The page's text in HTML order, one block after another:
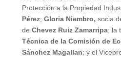
Protección a la Propiedad
Pérez; Gloria Niembro, socia
de Chevez Ruiz Zamarripa; la
Técnica de la Comisión de
Sánchez Magallan; y el